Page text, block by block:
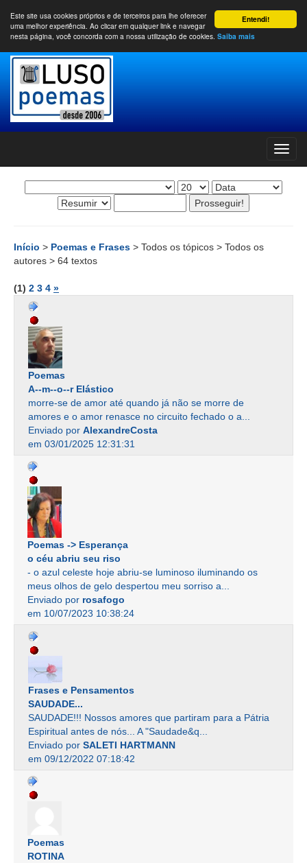
Entendi!
Este site usa cookies próprios e de terceiros para lhe oferecer
uma melhor experiência. Ao clicar em qualquer link e navegar
nesta página, você concorda com a nossa utilização de cookies. Saiba mais
Início > Poemas e Frases > Todos os tópicos > Todos os
autores > 64 textos
(1) 2 3 4 »
Poemas
A--m--o--r Elástico
morre-se de amor até quando já não se morre de
amores e o amor renasce no circuito fechado o a...
Enviado por AlexandreCosta
em 03/01/2025 12:31:31
Poemas -> Esperança
o céu abriu seu riso
- o azul celeste hoje abriu-se luminoso iluminando os
meus olhos de gelo despertou meu sorriso a...
Enviado por rosafogo
em 10/07/2023 10:38:24
Frases e Pensamentos
SAUDADE...
SAUDADE!!! Nossos amores que partiram para a Pátria
Espiritual antes de nós... A "Saudade&q...
Enviado por SALETI HARTMANN
em 09/12/2022 07:18:42
Poemas
ROTINA